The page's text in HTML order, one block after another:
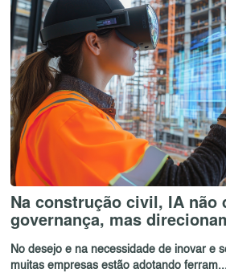
Na construção civil, IA não
governança, mas
No desejo e na necessidade de inovar e
muitas empresas estão adotando